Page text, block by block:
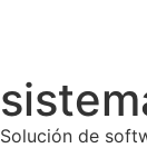
Solución de